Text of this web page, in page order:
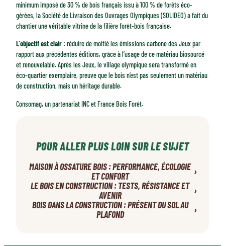
minimum imposé de 30 % de bois français issu à 100 % de forêts éco-
gérées, la Société de Livraison des Ouvrages Olympiques (SOLIDEO) a fait du
chantier une véritable vitrine de la filière forêt-bois française.
L’objectif est clair : réduire de moitié les émissions carbone des Jeux par
rapport aux précédentes éditions, grâce à l’usage de ce matériau biosourcé
et renouvelable. Après les Jeux, le village olympique sera transformé en
éco-quartier exemplaire, preuve que le bois n’est pas seulement un matériau
de construction, mais un héritage durable.
Consomag, un partenariat INC et France Bois Forêt.
POUR ALLER PLUS LOIN SUR LE SUJET
MAISON À OSSATURE BOIS : PERFORMANCE, ÉCOLOGIE
ET CONFORT
›
LE BOIS EN CONSTRUCTION : TESTS, RÉSISTANCE ET
AVENIR
›
BOIS DANS LA CONSTRUCTION : PRÉSENT DU SOL AU
PLAFOND
›